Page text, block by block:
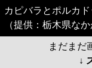
カピバラとポルカ
（提供：栃木県なか
まだまだ
↓